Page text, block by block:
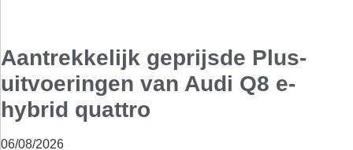
Aantrekkelijk geprijsde Plus-
uitvoeringen van Audi Q8 e-
hybrid quattro
06/08/2026